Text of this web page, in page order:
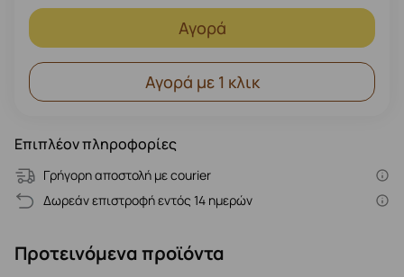
Αγορά
Αγορά με 1 κλικ
Επιπλέον πληροφορίες
Γρήγορη αποστολή με courier
Δωρεάν επιστροφή εντός 14 ημερών
Προτεινόμενα προϊόντα